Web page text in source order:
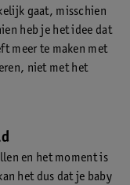
gaat, misschien
heb je het idee dat
meer te maken met
niet met het
en het moment is
het dus dat je baby